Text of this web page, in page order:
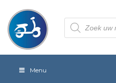
Producten
zoeken
Menu